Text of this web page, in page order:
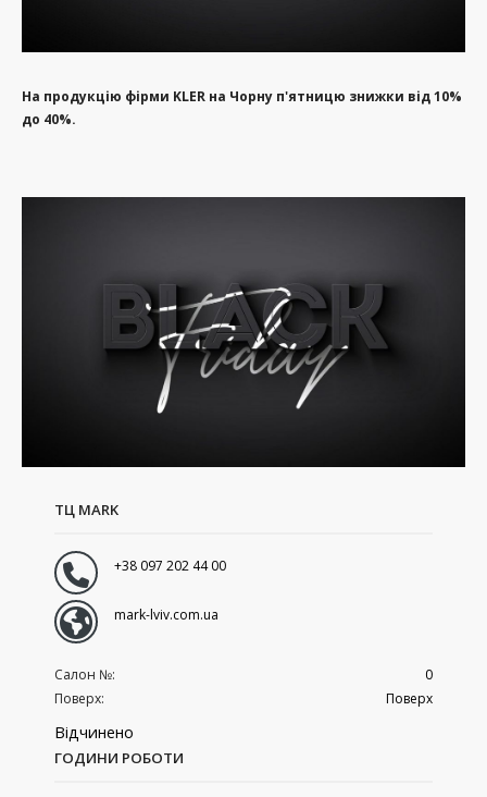
На продукцію фірми KLER на Чорну п'ятницю знижки від 10%
до 40%.
ТЦ MARK
+38 097 202 44 00
mark-lviv.com.ua
Салон №:
0
Поверх:
Поверх
Відчинено
ГОДИНИ РОБОТИ